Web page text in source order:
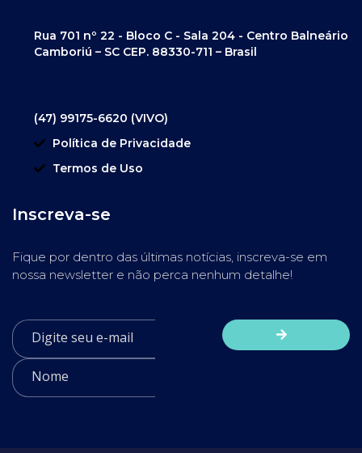
Rua 701 nº 22 - Bloco C - Sala 204 - Centro Balneário
Camboriú – SC CEP. 88330-711 – Brasil
(47) 99175-6620 (VIVO)
Política de Privacidade
Termos de Uso
Inscreva-se
Fique por dentro das últimas notícias, inscreva-se em
nossa newsletter e não perca nenhum detalhe!